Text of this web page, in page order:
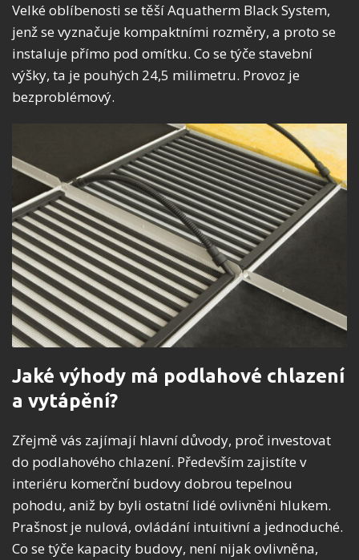
Velké oblíbenosti se těší Aquatherm Black System,
jenž se vyznačuje kompaktními rozměry, a proto se
instaluje přímo pod omítku. Co se týče stavební
výšky, ta je pouhých 24,5 milimetru. Provoz je
bezproblémový.
Jaké výhody má podlahové chlazení
a vytápění?
Zřejmě vás zajímají hlavní důvody, proč investovat
do podlahového chlazení. Především zajistíte v
interiéru komerční budovy dobrou tepelnou
pohodu, aniž by byli ostatní lidé ovlivněni hlukem.
Prašnost je nulová, ovládání intuitivní a jednoduché.
Co se týče kapacity budovy, není nijak ovlivněna,